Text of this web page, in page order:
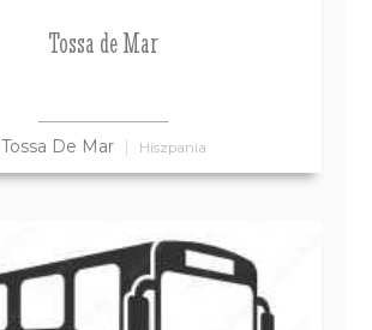
Tossa de Mar
Tossa De Mar Hiszpania